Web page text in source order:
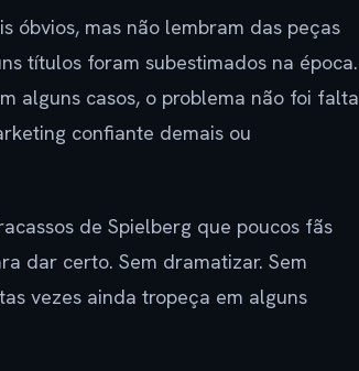
óbvios, mas não lembram das peças
títulos foram subestimados na época.
alguns casos, o problema não foi falta
confiante demais ou
de Spielberg que poucos fãs
dar certo. Sem dramatizar. Sem
vezes ainda tropeça em alguns